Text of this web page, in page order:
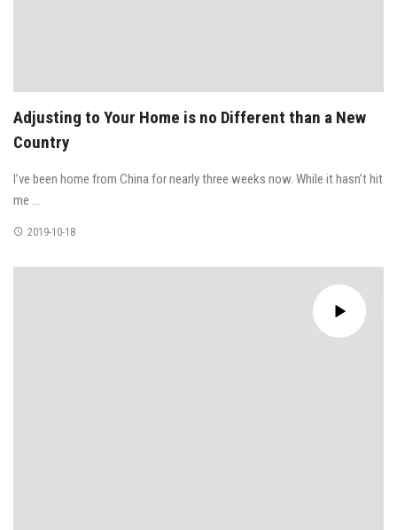
Adjusting to Your Home is no Different than a New
Country
I’ve been home from China for nearly three weeks now. While it hasn’t hit
me ...
2019-10-18